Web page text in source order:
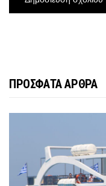
ΠΡΟΣΦΑΤΑ ΑΡΘΡΑ